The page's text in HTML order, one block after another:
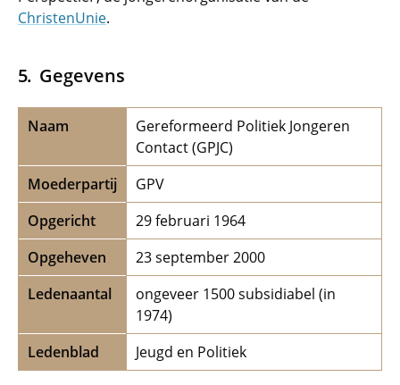
ChristenUnie.
Gegevens
Naam
Gereformeerd Politiek Jongeren
Contact (GPJC)
Moederpartij
GPV
Opgericht
29 februari 1964
Opgeheven
23 september 2000
Ledenaantal
ongeveer 1500 subsidiabel (in
1974)
Ledenblad
Jeugd en Politiek